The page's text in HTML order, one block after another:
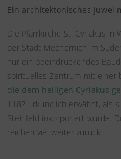
Ein architektonisches Juwel
Die Pfarrkirche St. Cyriakus in
der Stadt Mechernich im
nur ein beeindruckendes
spirituelles Zentrum mit einer
die dem heiligen Cyriakus
1187 urkundlich erwähnt, als
Steinfeld inkorporiert wurde.
reichen viel weiter zurück.